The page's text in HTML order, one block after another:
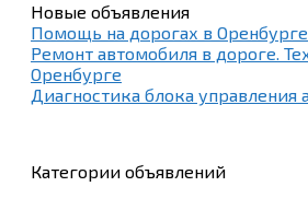
Новые объявления
Помощь на дорогах в Оренбурге
Ремонт автомобиля в дороге.
Оренбурге
Диагностика блока управления
Категории объявлений